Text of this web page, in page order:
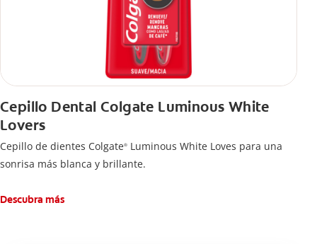
Cepillo Dental Colgate Luminous White
Lovers
Cepillo de dientes Colgate® Luminous White Loves para una
sonrisa más blanca y brillante.
Descubra más